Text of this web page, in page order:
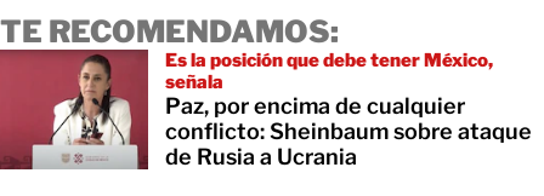
TE RECOMENDAMOS:
Es la posición que debe tener México,
señala
Paz, por encima de cualquier
conflicto: Sheinbaum sobre ataque
de Rusia a Ucrania